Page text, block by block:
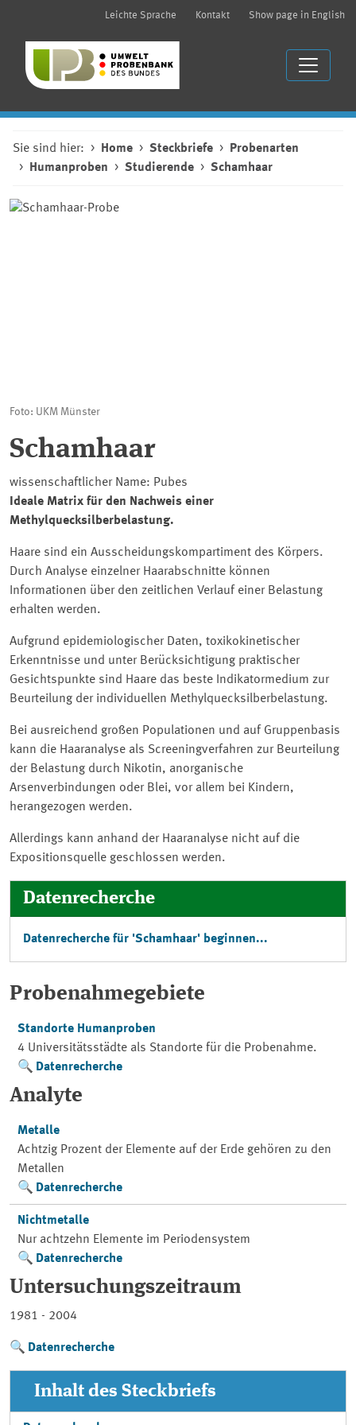
Leichte Sprache Kontakt Show page in English
Sie sind hier: Home Steckbriefe
Probenarten
Humanproben
Studierende Schamhaar
Foto: UKM Münster
Schamhaar
wissenschaftlicher Name: Pubes
Ideale Matrix für den Nachweis einer
Methylquecksilberbelastung.
Haare sind ein Ausscheidungskompartiment des Körpers.
Durch Analyse einzelner Haarabschnitte können
Informationen über den zeitlichen Verlauf einer Belastung
erhalten werden.
Aufgrund epidemiologischer Daten, toxikokinetischer
Erkenntnisse und unter Berücksichtigung praktischer
Gesichtspunkte sind Haare das beste Indikatormedium zur
Beurteilung der individuellen Methylquecksilberbelastung.
Bei ausreichend großen Populationen und auf Gruppenbasis
kann die Haaranalyse als Screeningverfahren zur Beurteilung
der Belastung durch Nikotin, anorganische
Arsenverbindungen oder Blei, vor allem bei Kindern,
herangezogen werden.
Allerdings kann anhand der Haaranalyse nicht auf die
Expositionsquelle geschlossen werden.
Datenrecherche
Datenrecherche für 'Schamhaar' beginnen...
Probenahmegebiete
Standorte Humanproben
4 Universitätsstädte als Standorte für die Probenahme.
Datenrecherche
Analyte
Metalle
Achtzig Prozent der Elemente auf der Erde gehören zu den
Metallen
Datenrecherche
Nichtmetalle
Nur achtzehn Elemente im Periodensystem
Datenrecherche
Untersuchungszeitraum
1981 - 2004
Datenrecherche
Inhalt des Steckbriefs